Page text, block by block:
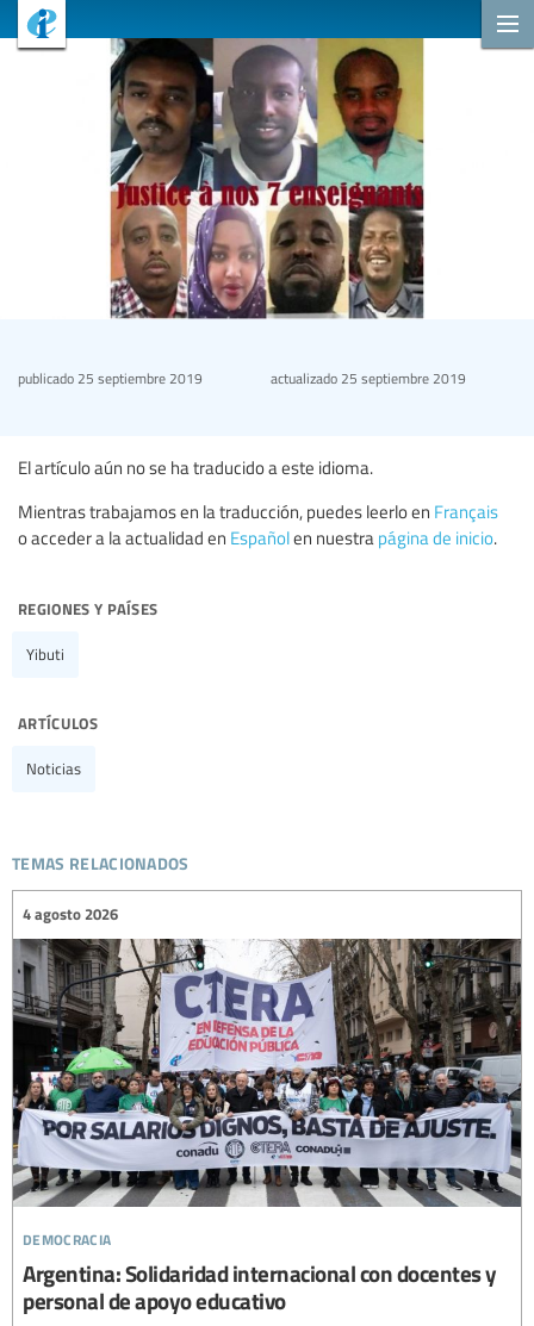
publicado 25 septiembre 2019 actualizado25 septiembre 2019
El artículo aún no se ha traducido a este idioma.
Mientras trabajamos en la traducción, puedes leerlo en Français
o acceder a la actualidad en Españolen nuestra página de inicio.
regiones y países
Yibuti
artículos
Noticias
temas relacionados
democracia
4 agosto 2026
Argentina: Solidaridad internacional con docentes y
personal de apoyo educativo